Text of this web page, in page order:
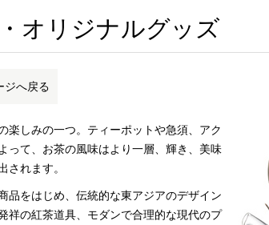
オリジナルグッズ
ジへ戻る
楽しみの一つ。ティーポットや急須、アク
って、お茶の風味はより一層、輝き、美味
されます。
品をはじめ、伝統的な東アジアのデザイン
祥の紅茶道具、モダンで合理的な現代のプ